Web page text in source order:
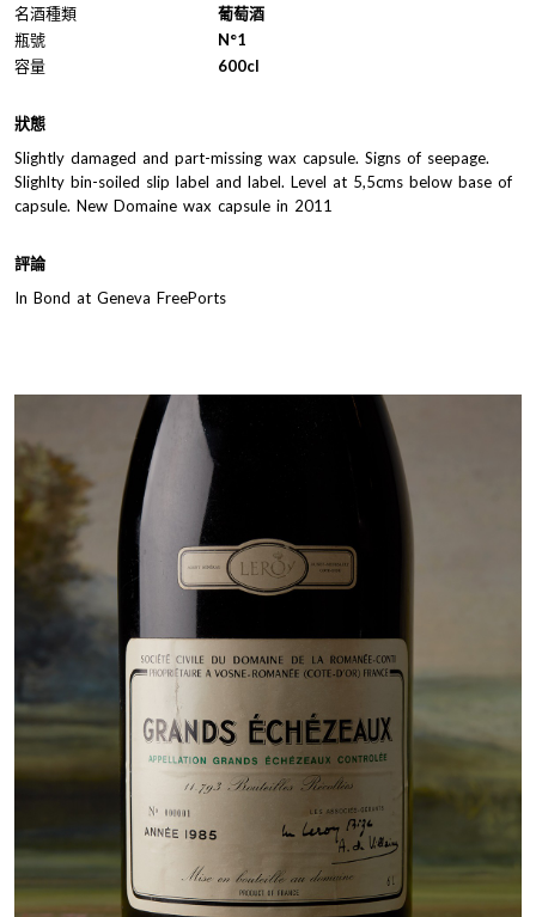
名酒種類
葡萄酒
瓶號
N°1
容量
600cl
狀態
Slightly damaged and part-missing wax capsule. Signs of seepage.
Slighlty bin-soiled slip label and label. Level at 5,5cms below base of
capsule. New Domaine wax capsule in 2011
評論
In Bond at Geneva FreePorts